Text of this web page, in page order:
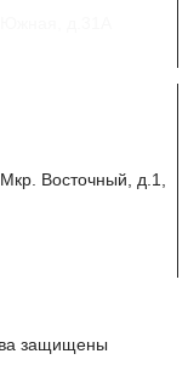
Восточный, д.1,
защищены